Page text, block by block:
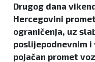
Drugog dana
Hercegovini
ograničenja, uz
poslijepodnevnim i
pojačan promet